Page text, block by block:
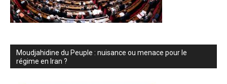
Moudjahidine du Peuple : nuisance ou menace pour le
régime en Iran ?